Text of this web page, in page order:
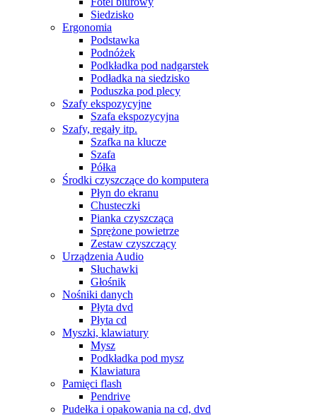
Siedzisko
Ergonomia
Podstawka
Podnóżek
Podkładka pod nadgarstek
Podładka na siedzisko
Poduszka pod plecy
Szafy ekspozycyjne
Szafa ekspozycyjna
Szafy, regały itp.
Szafka na klucze
Szafa
Półka
Środki czyszczące do komputera
Płyn do ekranu
Chusteczki
Pianka czyszcząca
Sprężone powietrze
Zestaw czyszczący
Urządzenia Audio
Słuchawki
Głośnik
Nośniki danych
Płyta dvd
Płyta cd
Myszki, klawiatury
Mysz
Podkładka pod mysz
Klawiatura
Pamięci flash
Pendrive
Pudełka i opakowania na cd, dvd